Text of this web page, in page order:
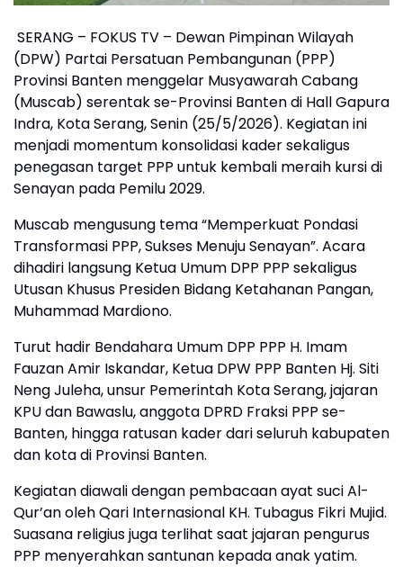
SERANG – FOKUS TV – Dewan Pimpinan Wilayah
(DPW) Partai Persatuan Pembangunan (PPP)
Provinsi Banten menggelar Musyawarah Cabang
(Muscab) serentak se-Provinsi Banten di Hall Gapura
Indra, Kota Serang, Senin (25/5/2026). Kegiatan ini
menjadi momentum konsolidasi kader sekaligus
penegasan target PPP untuk kembali meraih kursi di
Senayan pada Pemilu 2029.
Muscab mengusung tema “Memperkuat Pondasi
Transformasi PPP, Sukses Menuju Senayan”. Acara
dihadiri langsung Ketua Umum DPP PPP sekaligus
Utusan Khusus Presiden Bidang Ketahanan Pangan,
Muhammad Mardiono.
Turut hadir Bendahara Umum DPP PPP H. Imam
Fauzan Amir Iskandar, Ketua DPW PPP Banten Hj. Siti
Neng Juleha, unsur Pemerintah Kota Serang, jajaran
KPU dan Bawaslu, anggota DPRD Fraksi PPP se-
Banten, hingga ratusan kader dari seluruh kabupaten
dan kota di Provinsi Banten.
Kegiatan diawali dengan pembacaan ayat suci Al-
Qur’an oleh Qari Internasional KH. Tubagus Fikri Mujid.
Suasana religius juga terlihat saat jajaran pengurus
PPP menyerahkan santunan kepada anak yatim.